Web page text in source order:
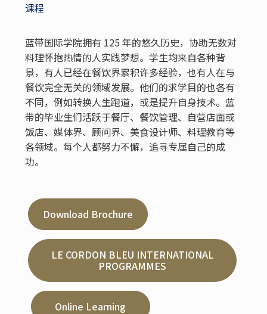
课程
蓝带国际学院拥有 125 年的悠久历史，协助无数对
料理怀抱热情的人实践梦想。学生均来自各种背
景，有人已经在餐饮界累积许多经验，也有人在与
餐饮完全无关的领域发展。他们的求学目的也各有
不同，例如转换人生跑道，或是提升自身技术。蓝
带的毕业生们活跃于餐厅、餐饮管理、自营店面或
饭店、媒体界、顾问界、美食设计师、料理教育等
各领域。每个人都努力不懈，追寻专属自己的成
功。
Download Brochure
LE CORDON BLEU INTERNATIONAL
PROGRAMMES
Online Learning